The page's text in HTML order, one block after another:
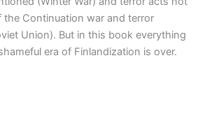
Continuation war and terror
Union). But in this book everything
era of Finlandization is over.